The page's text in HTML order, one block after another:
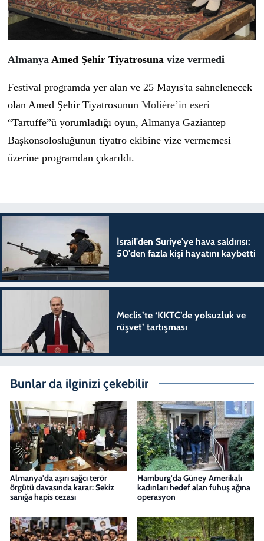
Almanya Amed Şehir Tiyatrosuna vize vermedi
Festival programda yer alan ve 25 Mayıs'ta sahnelenecek
olan Amed Şehir Tiyatrosunun Molière’in eseri
“Tartuffe”ü yorumladığı oyun, Almanya Gaziantep
Başkonsolosluğunun tiyatro ekibine vize vermemesi
üzerine programdan çıkarıldı.
İsrail'den Suriye'ye hava saldırısı:
50'den fazla kişi hayatını kaybetti
Meclis’te ‘KKTC’de yolsuzluk ve
rüşvet’ tartışması
Bunlar da ilginizi çekebilir
Almanya'da aşırı sağcı terör
örgütü davasında karar: Sekiz
sanığa hapis cezası
Hamburg'da Güney Amerikalı
kadınları hedef alan fuhuş ağına
operasyon